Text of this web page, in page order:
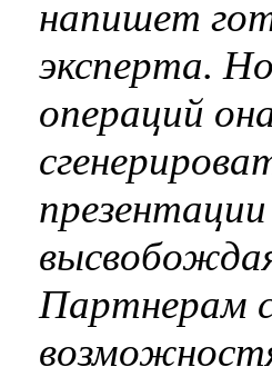
напишет
эксперта.
операций
Партнерам